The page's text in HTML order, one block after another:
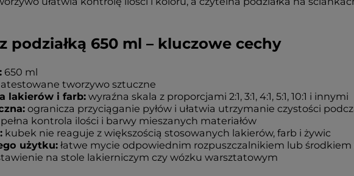
podziałką 650 ml – kluczowe cechy
650 ml
atestowane tworzywo sztuczne
lakierów i farb: wyraźna skala z proporcjami 2:1, 3:1, 4:1, 5:1, 10:1 i innymi
ogranicza przyciąganie pyłów i ułatwia utrzymanie czystości
pełna kontrola ilości i barwy mieszanych materiałów
kubek nie reaguje z większością stosowanych lakierów, farb i żywic
użytku: łatwe mycie odpowiednim rozpuszczalnikiem lub środkiem
na stole lakierniczym czy wózku warsztatowym